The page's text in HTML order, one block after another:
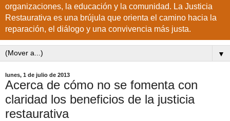
organizaciones, la educación y la comunidad. La Justicia
Restaurativa es una brújula que orienta el camino hacia la
reparación, el diálogo y una convivencia más justa.
▼
lunes, 1 de julio de 2013
Acerca de cómo no se fomenta con
claridad los beneficios de la justicia
restaurativa